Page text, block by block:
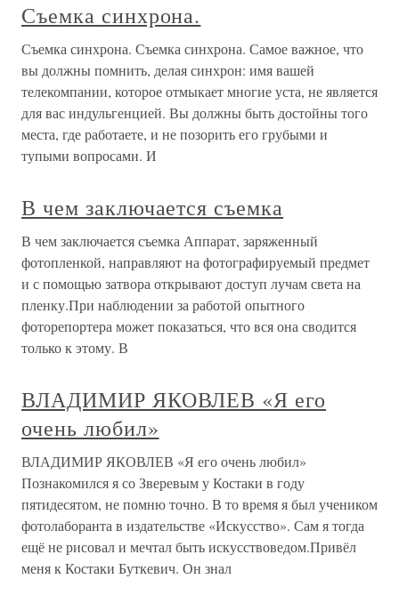
Съемка синхрона.
Съемка синхрона. Съемка синхрона. Самое важное, что
вы должны помнить, делая синхрон: имя вашей
телекомпании, которое отмыкает многие уста, не является
для вас индульгенцией. Вы должны быть достойны того
места, где работаете, и не позорить его грубыми и
тупыми вопросами. И
В чем заключается съемка
В чем заключается съемка Аппарат, заряженный
фотопленкой, направляют на фотографируемый предмет
и с помощью затвора открывают доступ лучам света на
пленку.При наблюдении за работой опытного
фоторепортера может показаться, что вся она сводится
только к этому. В
ВЛАДИМИР ЯКОВЛЕВ «Я его
очень любил»
ВЛАДИМИР ЯКОВЛЕВ «Я его очень любил»
Познакомился я со Зверевым у Костаки в году
пятидесятом, не помню точно. В то время я был учеником
фотолаборанта в издательстве «Искусство». Сам я тогда
ещё не рисовал и мечтал быть искусствоведом.Привёл
меня к Костаки Буткевич. Он знал